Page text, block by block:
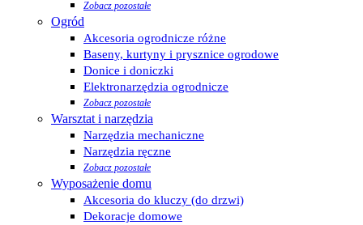
Zobacz pozostałe
Ogród
Akcesoria ogrodnicze różne
Baseny, kurtyny i prysznice ogrodowe
Donice i doniczki
Elektronarzędzia ogrodnicze
Zobacz pozostałe
Warsztat i narzędzia
Narzędzia mechaniczne
Narzędzia ręczne
Zobacz pozostałe
Wyposażenie domu
Akcesoria do kluczy (do drzwi)
Dekoracje domowe